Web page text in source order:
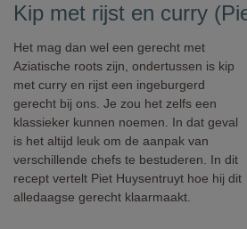
Kip met rijst en curry
Het mag dan wel een gerecht met
Aziatische roots zijn, ondertussen is kip
met curry en rijst een ingeburgerd
gerecht bij ons. Je zou het zelfs een
klassieker kunnen noemen. In dat geval
is het altijd leuk om de aanpak van
verschillende chefs te bestuderen. In dit
recept vertelt Piet Huysentruyt hoe hij dit
alledaagse gerecht klaarmaakt.